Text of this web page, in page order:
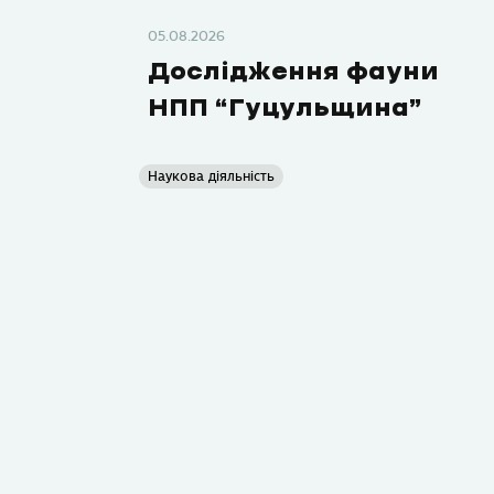
05.08.2026
Дослідження фауни
НПП “Гуцульщина”
Наукова діяльність